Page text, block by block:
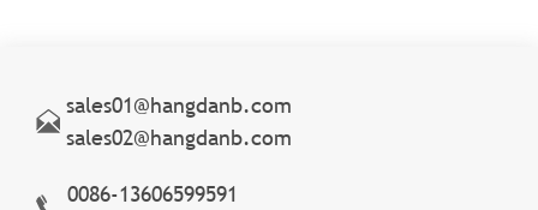
sales01@hangdanb.com
sales02@hangdanb.com
0086-13606599591